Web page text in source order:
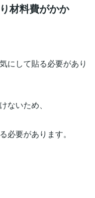
材料費がかか
にして貼る必要があり
ないため、
必要があります。